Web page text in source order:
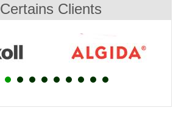
Certains Clients